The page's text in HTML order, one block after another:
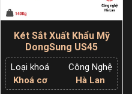
Két Sắt Xuất Khẩu Mỹ
DongSung US45
Loại khoá
Khoá cơ
Công Nghệ
Hà Lan